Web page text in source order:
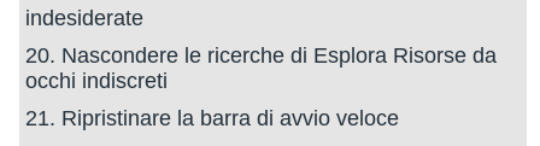
indesiderate
20. Nascondere le ricerche di Esplora Risorse da
occhi indiscreti
21. Ripristinare la barra di avvio veloce